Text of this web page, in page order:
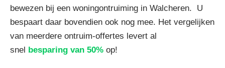
bewezen bij een woningontruiming in Walcheren. U
bespaart daar bovendien ook nog mee. Het vergelijken
van meerdere ontruim-offertes levert al
snel
besparing van 50% op!